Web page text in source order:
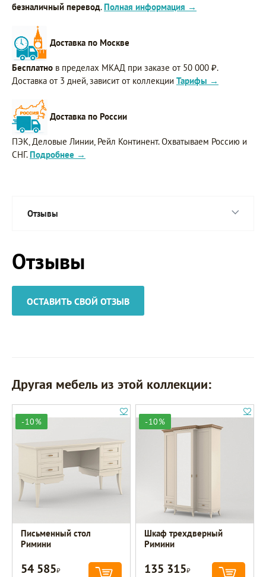
безналичный перевод. Полная информация →
Доставка по Москве
Бесплатно в пределах МКАД при заказе от 50 000 ₽.
Доставка от 3 дней, зависит от коллекции Тарифы →
Доставка по России
ПЭК, Деловые Линии, Рейл Континент. Охватываем Россию и
СНГ. Подробнее →
Отзывы
Отзывы
ОСТАВИТЬ СВОЙ ОТЗЫВ
Другая мебель из этой коллекции:
-10%
Письменный стол
Римини
54 585Р
-10%
Шкаф трехдверный
Римини
135 315Р